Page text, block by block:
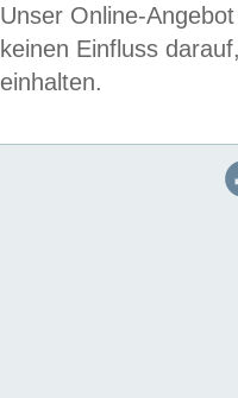
Unser Online-
keinen Einfluss
einhalten.